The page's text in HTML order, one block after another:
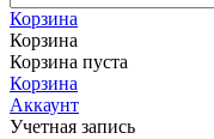
Корзина
Корзина
Корзина пуста
Корзина
Аккаунт
Учетная запись